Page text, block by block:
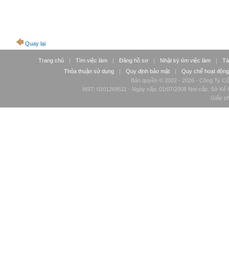
Quay lại
Trang chủ | Tìm việc làm | Đăng hồ sơ | Nhật ký tìm việc làm |
Thỏa thuận sử dụng
| Quy định bảo mật |
Quy chế hoạt động
Bản quyền © 2002 - 2026 - Công Ty
MST: 0101269511 - Ngày cấp: 01/07/2008 Nơi cấp: Sở
Giấy